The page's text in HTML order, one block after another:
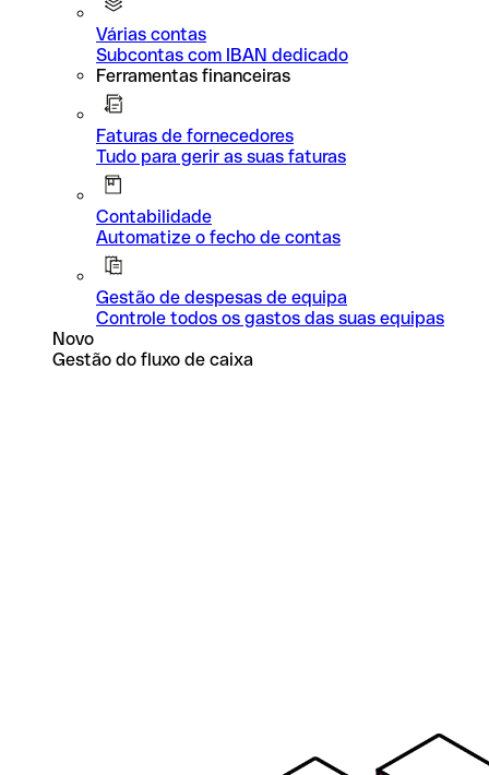
Várias contas
Subcontas com IBAN dedicado
Ferramentas financeiras
Faturas de fornecedores
Tudo para gerir as suas faturas
Contabilidade
Automatize o fecho de contas
Gestão de despesas de equipa
Controle todos os gastos das suas equipas
Novo
Gestão do fluxo de caixa